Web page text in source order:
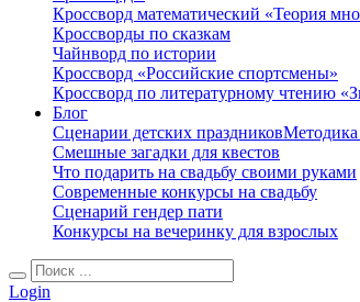
Кроссворд математический «Теория
Кроссворды по сказкам
Чайнворд по истории
Кроссворд «Российские спортсмены»
Кроссворд по литературному чтению
Блог
Сценарии детских праздниковМетодика
Смешные загадки для квестов
Что подарить на свадьбу своими руками
Современные конкурсы на свадьбу
Сценарий гендер пати
Конкурсы на вечеринку для взрослых
Login